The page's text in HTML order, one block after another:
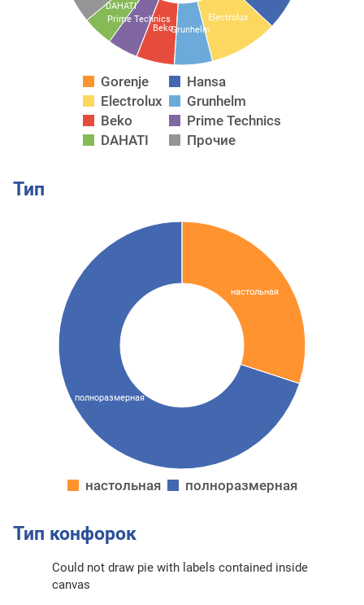
Electrolux
Grunhelm
Beko
Prime Technics
DAHATI
Gorenje
Hansa
Electrolux
Grunhelm
Beko
Prime Technics
DAHATI
Прочие
Тип
настольная
полноразмерная
настольная полноразмерная
Тип конфорок
Could not draw pie with labels contained inside
canvas